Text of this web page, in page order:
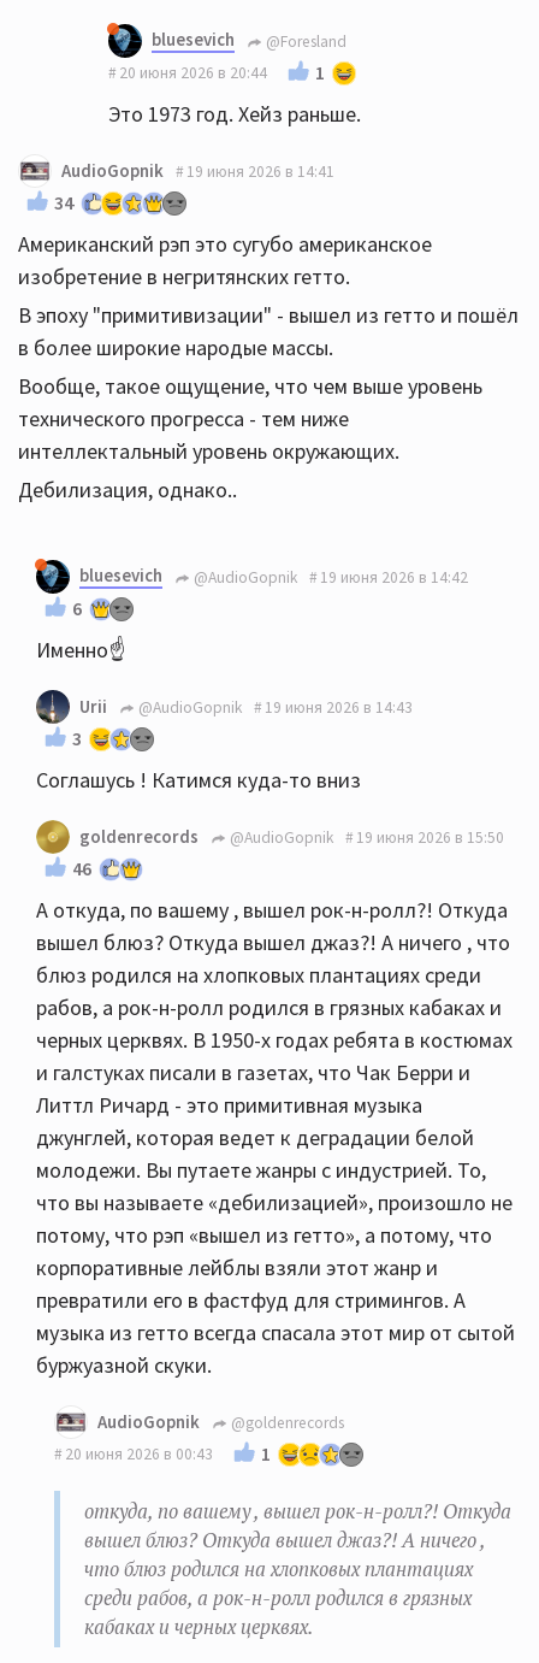
bluesevich
@Foresland
20 июня 2026 в 20:44
1
Это 1973 год. Хейз раньше.
AudioGopnik 19 июня 2026 в 14:41
34
Американский рэп это сугубо американское
изобретение в негритянских гетто.
В эпоху "примитивизации" - вышел из гетто и пошёл
в более широкие народые массы.
Вообще, такое ощущение, что чем выше уровень
технического прогресса - тем ниже
интеллектальный уровень окружающих.
Дебилизация, однако..
bluesevich @AudioGopnik 19 июня 2026 в 14:42
6
Именно☝️
Urii @AudioGopnik 19 июня 2026 в 14:43
3
Соглашусь ! Катимся куда-то вниз
goldenrecords @AudioGopnik 19 июня 2026 в 15:50
46
А откуда, по вашему , вышел рок-н-ролл?! Откуда
вышел блюз? Откуда вышел джаз?! А ничего , что
блюз родился на хлопковых плантациях среди
рабов, а рок-н-ролл родился в грязных кабаках и
черных церквях. В 1950-х годах ребята в костюмах
и галстуках писали в газетах, что Чак Берри и
Литтл Ричард - это примитивная музыка
джунглей, которая ведет к деградации белой
молодежи. Вы путаете жанры с индустрией. То,
что вы называете «дебилизацией», произошло не
потому, что рэп «вышел из гетто», а потому, что
корпоративные лейблы взяли этот жанр и
превратили его в фастфуд для стримингов. А
музыка из гетто всегда спасала этот мир от сытой
буржуазной скуки.
AudioGopnik
@goldenrecords
20 июня 2026 в 00:43
1
откуда, по вашему , вышел рок-н-ролл?! Откуда
вышел блюз? Откуда вышел джаз?! А ничего ,
что блюз родился на хлопковых плантациях
среди рабов, а рок-н-ролл родился в грязных
кабаках и черных церквях.